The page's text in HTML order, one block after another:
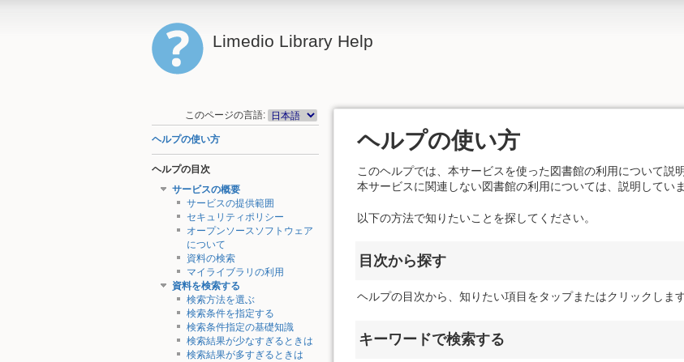
Limedio Library Help
このページの言語:
ヘルプの使い方
ヘルプの目次
サービスの概要
サービスの提供範囲
セキュリティポリシー
オープンソースソフトウェア
について
資料の検索
マイライブラリの利用
資料を検索する
検索方法を選ぶ
検索条件を指定する
検索条件指定の基礎知識
検索結果が少なすぎるときは
検索結果が多すぎるときは
ヘルプの使い方
このヘルプでは、本サービスを使った図書館の利用について説
本サービスに関連しない図書館の利用については、説明していま
以下の方法で知りたいことを探してください。
目次から探す
ヘルプの目次から、知りたい項目をタップまたはクリックします
キーワードで検索する